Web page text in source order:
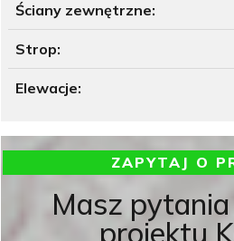
Ściany zewnętrzne:
Strop:
Elewacje:
ZAPYTAJ O
Masz
projektu